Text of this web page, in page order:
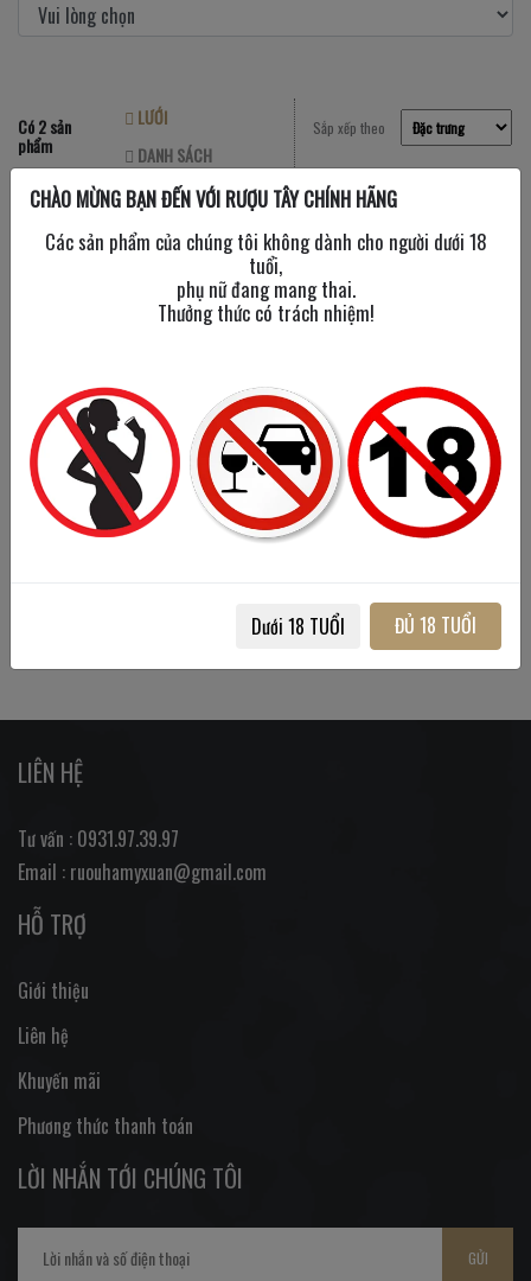
Có 2 sản
phẩm
LƯỚI
DANH SÁCH
Sắp xếp theo
Singleton 12 Năm
Glendullan
750 ml 40%
Singleton 38 Năm
Glendullan
700 ml 59.8%
LIÊN HỆ
Tư vấn : 0931.97.39.97
Email : ruouhamyxuan@gmail.com
HỖ TRỢ
Giới thiệu
Liên hệ
Khuyến mãi
Phương thức thanh toán
LỜI NHẮN TỚI CHÚNG TÔI
GỬI
CHÀO MỪNG BẠN ĐẾN VỚI RƯỢU TÂY CHÍNH HÃNG
Các sản phẩm của chúng tôi không dành cho người dưới 18
tuổi,
phụ nữ đang mang thai.
Thưởng thức có trách nhiệm!
Dưới 18 TUỔI ĐỦ 18 TUỔI